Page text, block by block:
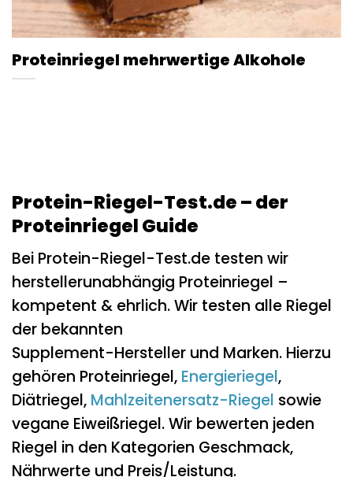
Proteinriegel mehrwertige Alkohole
Protein-Riegel-Test.de – der
Proteinriegel Guide
Bei Protein-Riegel-Test.de testen wir
herstellerunabhängig Proteinriegel –
kompetent & ehrlich. Wir testen alle Riegel
der bekannten
Supplement-Hersteller und Marken. Hierzu
gehören Proteinriegel, Energieriegel,
Diätriegel, Mahlzeitenersatz-Riegel sowie
vegane Eiweißriegel. Wir bewerten jeden
Riegel in den Kategorien Geschmack,
Nährwerte und Preis/Leistung.